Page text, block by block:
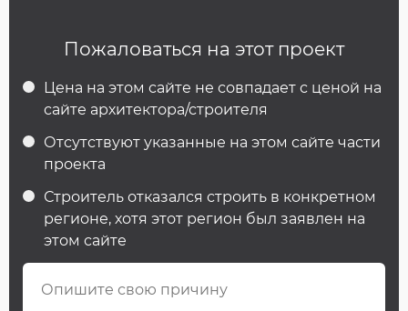
Пожаловаться на этот проект
Цена на этом сайте не совпадает с ценой на
сайте архитектора/строителя
Отсутствуют указанные на этом сайте части
проекта
Строитель отказался строить в конкретном
регионе, хотя этот регион был заявлен на
этом сайте